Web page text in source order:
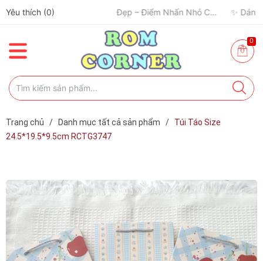
Yêu thích (0)
✈️ Đi Du Lịch – Cách Để Tâm Trạng “Refresh” Hơn ✨ 🧢 Một Chiếc Nón Đẹp – Điểm Nhấn Nhỏ Cho Mỗi Outfit ✨
0
Trang chủ / Danh mục tất cả sản phẩm /
Túi Táo Size
24.5*19.5*9.5cm RCTG3747